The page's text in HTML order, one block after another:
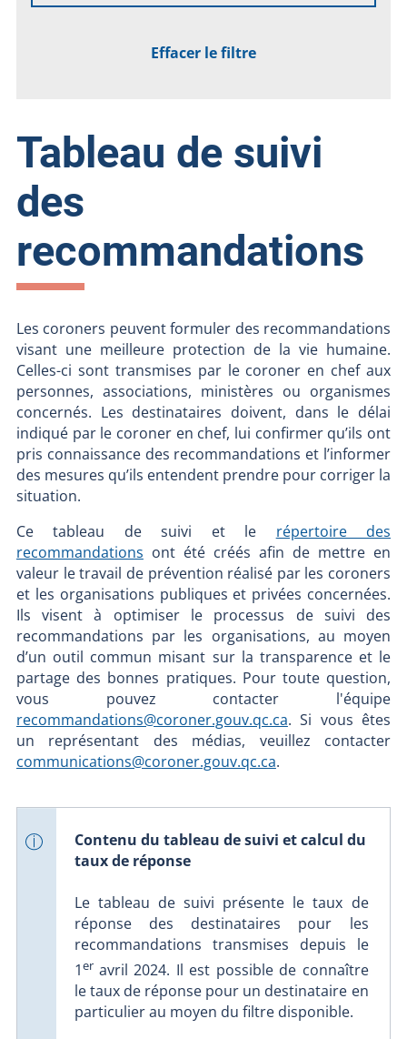
Effacer le filtre
Tableau de suivi
des
recommandations
Les coroners peuvent formuler des recommandations
visant une meilleure protection de la vie humaine.
Celles-ci sont transmises par le coroner en chef aux
personnes, associations, ministères ou organismes
concernés. Les destinataires doivent, dans le délai
indiqué par le coroner en chef, lui confirmer qu’ils ont
pris connaissance des recommandations et l’informer
des mesures qu’ils entendent prendre pour corriger la
situation.
Ce tableau de suivi et le répertoire des
recommandations ont été créés afin de mettre en
valeur le travail de prévention réalisé par les coroners
et les organisations publiques et privées concernées.
Ils visent à optimiser le processus de suivi des
recommandations par les organisations, au moyen
d’un outil commun misant sur la transparence et le
partage des bonnes pratiques. Pour toute question,
vous pouvez contacter l'équipe
recommandations@coroner.gouv.qc.ca. Si vous êtes
un représentant des médias, veuillez contacter
communications@coroner.gouv.qc.ca.
Contenu du tableau de suivi et calcul du
taux de réponse
Le tableau de suivi présente le taux de
réponse des destinataires pour les
recommandations transmises depuis le
1eravril 2024. Il est possible de connaître
le taux de réponse pour un destinataire en
particulier au moyen du filtre disponible.